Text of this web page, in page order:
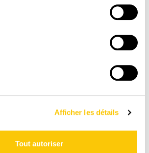
Afficher les détails
Tout autoriser